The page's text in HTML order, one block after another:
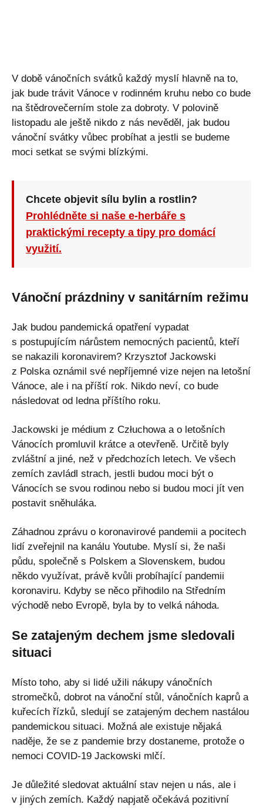
V době vánočních svátků každý myslí hlavně na to,
jak bude trávit Vánoce v rodinném kruhu nebo co bude
na štědrovečerním stole za dobroty. V polovině
listopadu ale ještě nikdo z nás nevěděl, jak budou
vánoční svátky vůbec probíhat a jestli se budeme
moci setkat se svými blízkými.
Chcete objevit sílu bylin a rostlin?
Prohlédněte si naše e-herbáře s
praktickými recepty a tipy pro domácí
využití.
Vánoční prázdniny v sanitárním režimu
Jak budou pandemická opatření vypadat
s postupujícím nárůstem nemocných pacientů, kteří
se nakazili koronavirem? Krzysztof Jackowski
z Polska oznámil své nepříjemné vize nejen na letošní
Vánoce, ale i na příští rok. Nikdo neví, co bude
následovat od ledna příštího roku.
Jackowski je médium z Człuchowa a o letošních
Vánocích promluvil krátce a otevřeně. Určitě byly
zvláštní a jiné, než v předchozích letech. Ve všech
zemích zavládl strach, jestli budou moci být o
Vánocích se svou rodinou nebo si budou moci jít ven
postavit sněhuláka.
Záhadnou zprávu o koronavirové pandemii a pocitech
lidí zveřejnil na kanálu Youtube. Myslí si, že naši
půdu, společně s Polskem a Slovenskem, budou
někdo využívat, právě kvůli probíhající pandemii
koronaviru. Kdyby se něco přihodilo na Středním
východě nebo Evropě, byla by to velká náhoda.
Se zatajeným dechem jsme sledovali
situaci
Místo toho, aby si lidé užili nákupy vánočních
stromečků, dobrot na vánoční stůl, vánočních kaprů a
kuřecích řízků, sledují se zatajeným dechem nastálou
pandemickou situaci. Možná ale existuje nějaká
naděje, že se z pandemie brzy dostaneme, protože o
nemoci COVID-19 Jackowski mlčí.
Je důležité sledovat aktuální stav nejen u nás, ale i
v jiných zemích. Každý napjatě očekává pozitivní